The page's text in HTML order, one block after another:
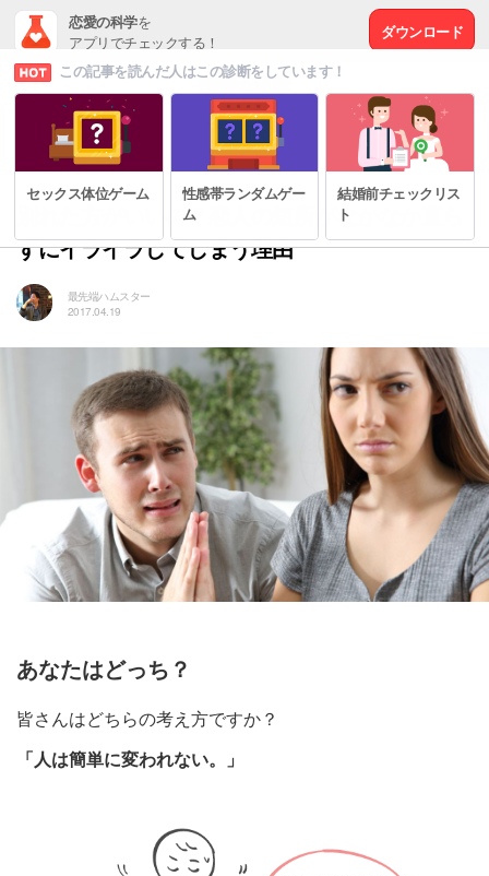
恋愛の科学を
アプリでチェックする！
ダウンロード
# 恋の悩みを解決する方法
別れた方がいいの？恋人の短所がなかなか直ら
ずにイライラしてしまう理由
最先端ハムスター
2017.04.19
あなたはどっち？
皆さんはどちらの考え方ですか？
「人は簡単に変われない。」
この記事を読んだ人はこの診断をしています！
セックス体位ゲーム
性感帯ランダムゲー
ム
結婚前チェックリス
ト